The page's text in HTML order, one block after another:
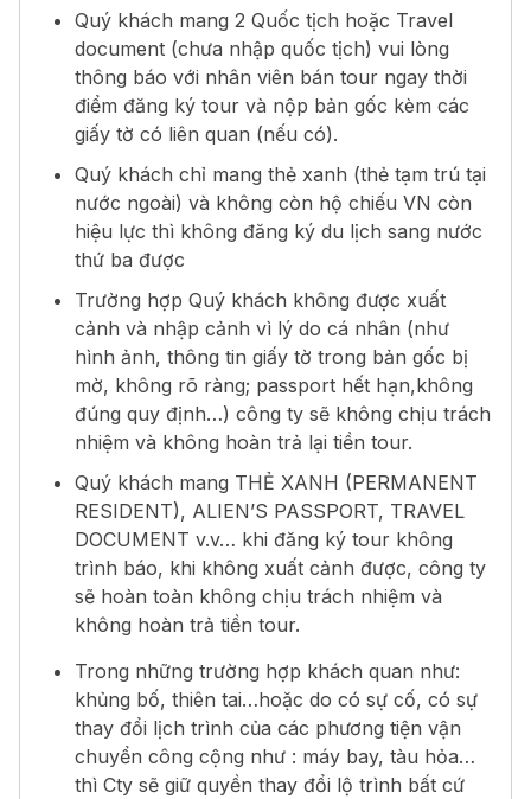
Quý khách mang 2 Quốc tịch hoặc Travel
document (chưa nhập quốc tịch) vui lòng
thông báo với nhân viên bán tour ngay thời
điểm đăng ký tour và nộp bản gốc kèm các
giấy tờ có liên quan (nếu có).
Quý khách chỉ mang thẻ xanh (thẻ tạm trú tại
nước ngoài) và không còn hộ chiếu VN còn
hiệu lực thì không đăng ký du lịch sang nước
thứ ba được
Trường hợp Quý khách không được xuất
cảnh và nhập cảnh vì lý do cá nhân (như
hình ảnh, thông tin giấy tờ trong bản gốc bị
mờ, không rõ ràng; passport hết hạn,không
đúng quy định…) công ty sẽ không chịu trách
nhiệm và không hoàn trả lại tiền tour.
Quý khách mang THẺ XANH (PERMANENT
RESIDENT), ALIEN’S PASSPORT, TRAVEL
DOCUMENT v.v… khi đăng ký tour không
trình báo, khi không xuất cảnh được, công ty
sẽ hoàn toàn không chịu trách nhiệm và
không hoàn trả tiền tour.
Trong những trường hợp khách quan như:
khủng bố, thiên tai…hoặc do có sự cố, có sự
thay đổi lịch trình của các phương tiện vận
chuyển công cộng như : máy bay, tàu hỏa…
thì Cty sẽ giữ quyền thay đổi lộ trình bất cứ